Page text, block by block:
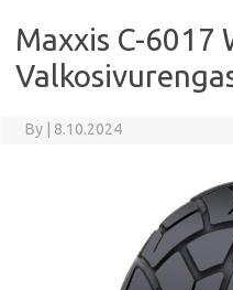
Maxxis C-6017
By 8.10.2024